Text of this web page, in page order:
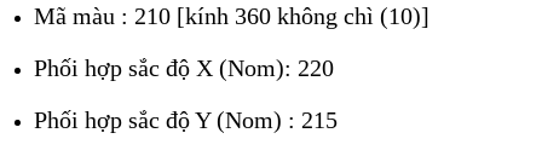
Mã màu : 210 [kính 360 không chì (10)]
Phối hợp sắc độ X (Nom): 220
Phối hợp sắc độ Y (Nom) : 215